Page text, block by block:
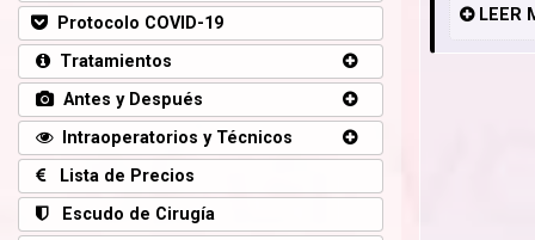
LEER
Protocolo COVID-19
Tratamientos
Antes y Después
Intraoperatorios y Técnicos
Lista de Precios
Escudo de Cirugía